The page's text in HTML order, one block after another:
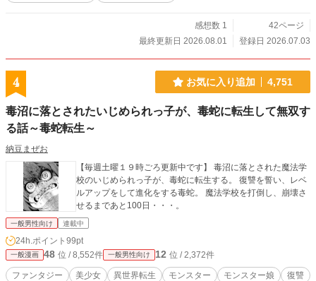
感想数 1
42ページ
最終更新日 2026.08.01
登録日 2026.07.03
4 お気に入り追加 4,751
毒沼に落とされたいじめられっ子が、毒蛇に転生して無双す
る話～毒蛇転生～
納豆まぜお
【毎週土曜１９時ごろ更新中です】 毒沼に落とされた魔法学
校のいじめられっ子が、毒蛇に転生する。 復讐を誓い、レベ
ルアップをして進化をする毒蛇。 魔法学校を打倒し、崩壊さ
せるまであと100日・・・。
一般男性向け 連載中
24h.ポイント 99pt
一般漫画 48 位 / 8,552件 一般男性向け 12 位 / 2,372件
ファンタジー 美少女 異世界転生 モンスター モンスター娘
復讐